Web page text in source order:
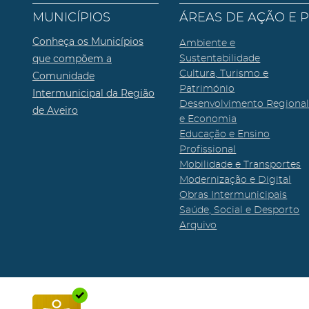
MUNICÍPIOS
Conheça os Municípios
que compõem a
Comunidade
Intermunicipal da Região
de Aveiro
ÁREAS DE AÇÃO E
Ambiente e
Sustentabilidade
Cultura, Turismo e
Património
Desenvolvimento Regional
e Economia
Educação e Ensino
Profissional
Mobilidade e Transportes
Modernização e Digital
Obras Intermunicipais
Saúde, Social e Desporto
Arquivo